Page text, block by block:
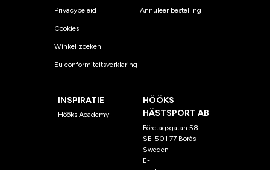
Privacybeleid
Cookies
Winkel zoeken
Eu conformiteitsverklaring
Annuleer bestelling
INSPIRATIE
Hööks Academy
HÖÖKS
HÄSTSPORT AB
Företagsgatan 58
SE-501 77 Borås
Sweden
E-